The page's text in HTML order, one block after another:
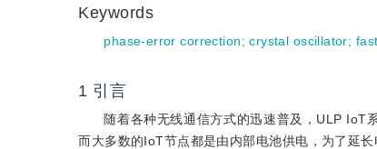
Keywords
phase-error correction;crystal oscillator;
1 引言
随着各种无线通信方式的迅速普及，ULP IoT
而大多数的IoT节点都是由内部电池供电，为了延